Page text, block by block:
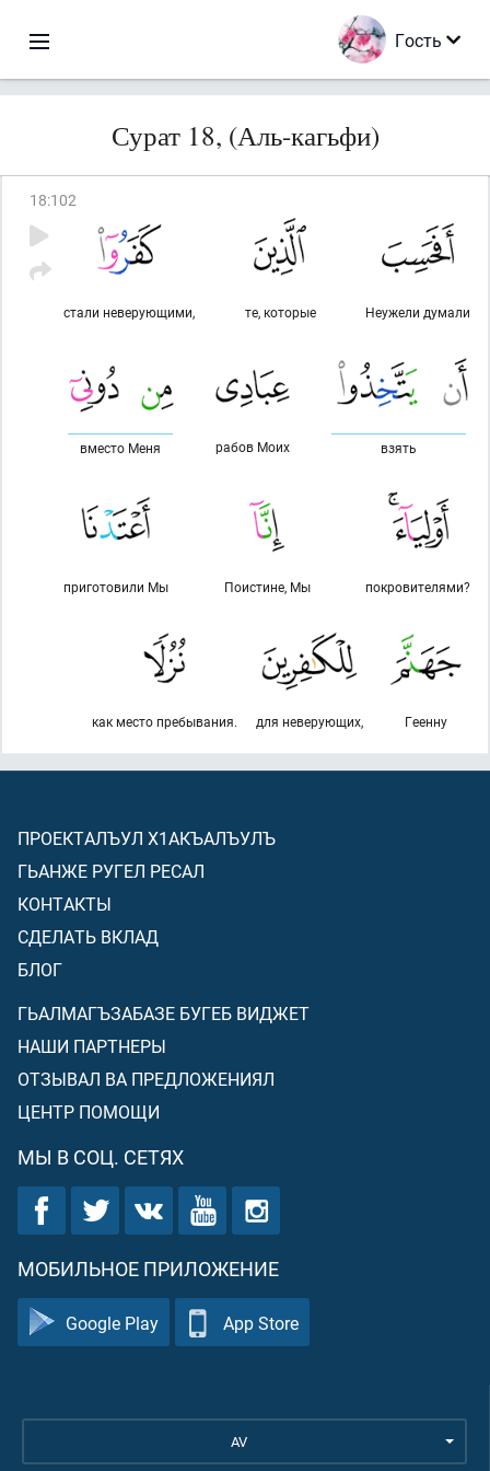
Гость
Сурат 18, (Аль-кагьфи)
18:102
Неужели думали
те, которые
стали неверующими,
взять
рабов Моих
вместо Меня
покровителями?
Поистине, Мы
приготовили Мы
Геенну
для неверующих,
как место пребывания.
ПРОЕКТАЛЪУЛ Х1АКЪАЛЪУЛЪ
ГЬАНЖЕ РУГЕЛ РЕСАЛ
КОНТАКТЫ
СДЕЛАТЬ ВКЛАД
БЛОГ
ГЬАЛМАГЪЗАБАЗЕ БУГЕБ ВИДЖЕТ
НАШИ ПАРТНЕРЫ
ОТЗЫВАЛ ВА ПРЕДЛОЖЕНИЯЛ
ЦЕНТР ПОМОЩИ
МЫ В СОЦ. СЕТЯХ
МОБИЛЬНОЕ ПРИЛОЖЕНИЕ
Google Play App Store
AV